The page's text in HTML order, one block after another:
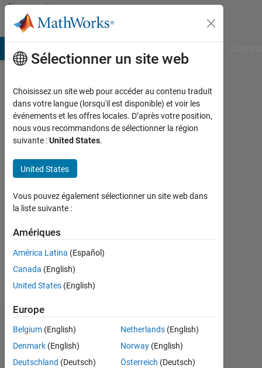
Passer au contenu
Community
Profile
Yashwanth
AVS
Actif
2019
0
Following:
0
Follow
Tableau de bord
Statistiques
Sélectionner un site web
Choisissez un site web pour accéder au contenu traduit
dans votre langue (lorsqu'il est disponible) et voir les
événements et les offres locales. D’après votre position,
nous vous recommandons de sélectionner la région
suivante :United States.
United States
Vous pouvez également sélectionner un site web dans
la liste suivante :
Amériques
América Latina (Español)
Canada (English)
United States (English)
Europe
Belgium (English)
Denmark (English)
Deutschland (Deutsch)
Netherlands(English)
Norway(English)
Österreich (Deutsch)